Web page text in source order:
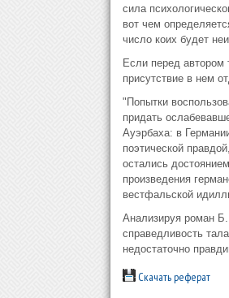
сила
вот чем
число коих будет
Если перед автором
присутствие в нем
"Попытки
придать
Ауэрбаха: в
поэтической
остались
произведения
вестфальской
Анализируя роман
справедливость
недостаточно
Скачать реферат